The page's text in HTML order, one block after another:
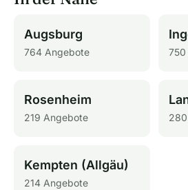
Augsburg
764 Angebote
Rosenheim
219 Angebote
Kempten (Allgäu)
214 Angebote